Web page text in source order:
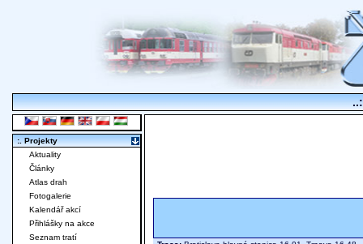
:. Projekty
Aktuality
Články
Atlas drah
Fotogalerie
Kalendář akcí
Přihlášky na akce
Seznam tratí